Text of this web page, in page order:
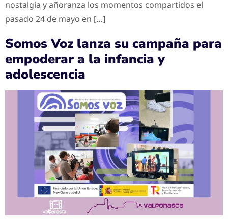
nostalgia y añoranza los momentos compartidos el
pasado 24 de mayo en […]
Somos Voz lanza su campaña para
empoderar a la infancia y
adolescencia